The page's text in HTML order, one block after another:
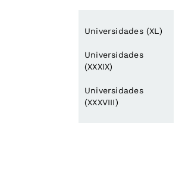
Universidades (XL)
Universidades
(XXXIX)
Universidades
(XXXVIII)